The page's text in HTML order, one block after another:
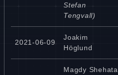
Stefan
Tengvall)
2021-06-09
Joakim
Höglund
Magdy Shehata